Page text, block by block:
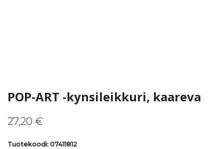
POP-ART -kynsileikkuri, kaareva
27,20 €
Tuotekoodi: 07411812